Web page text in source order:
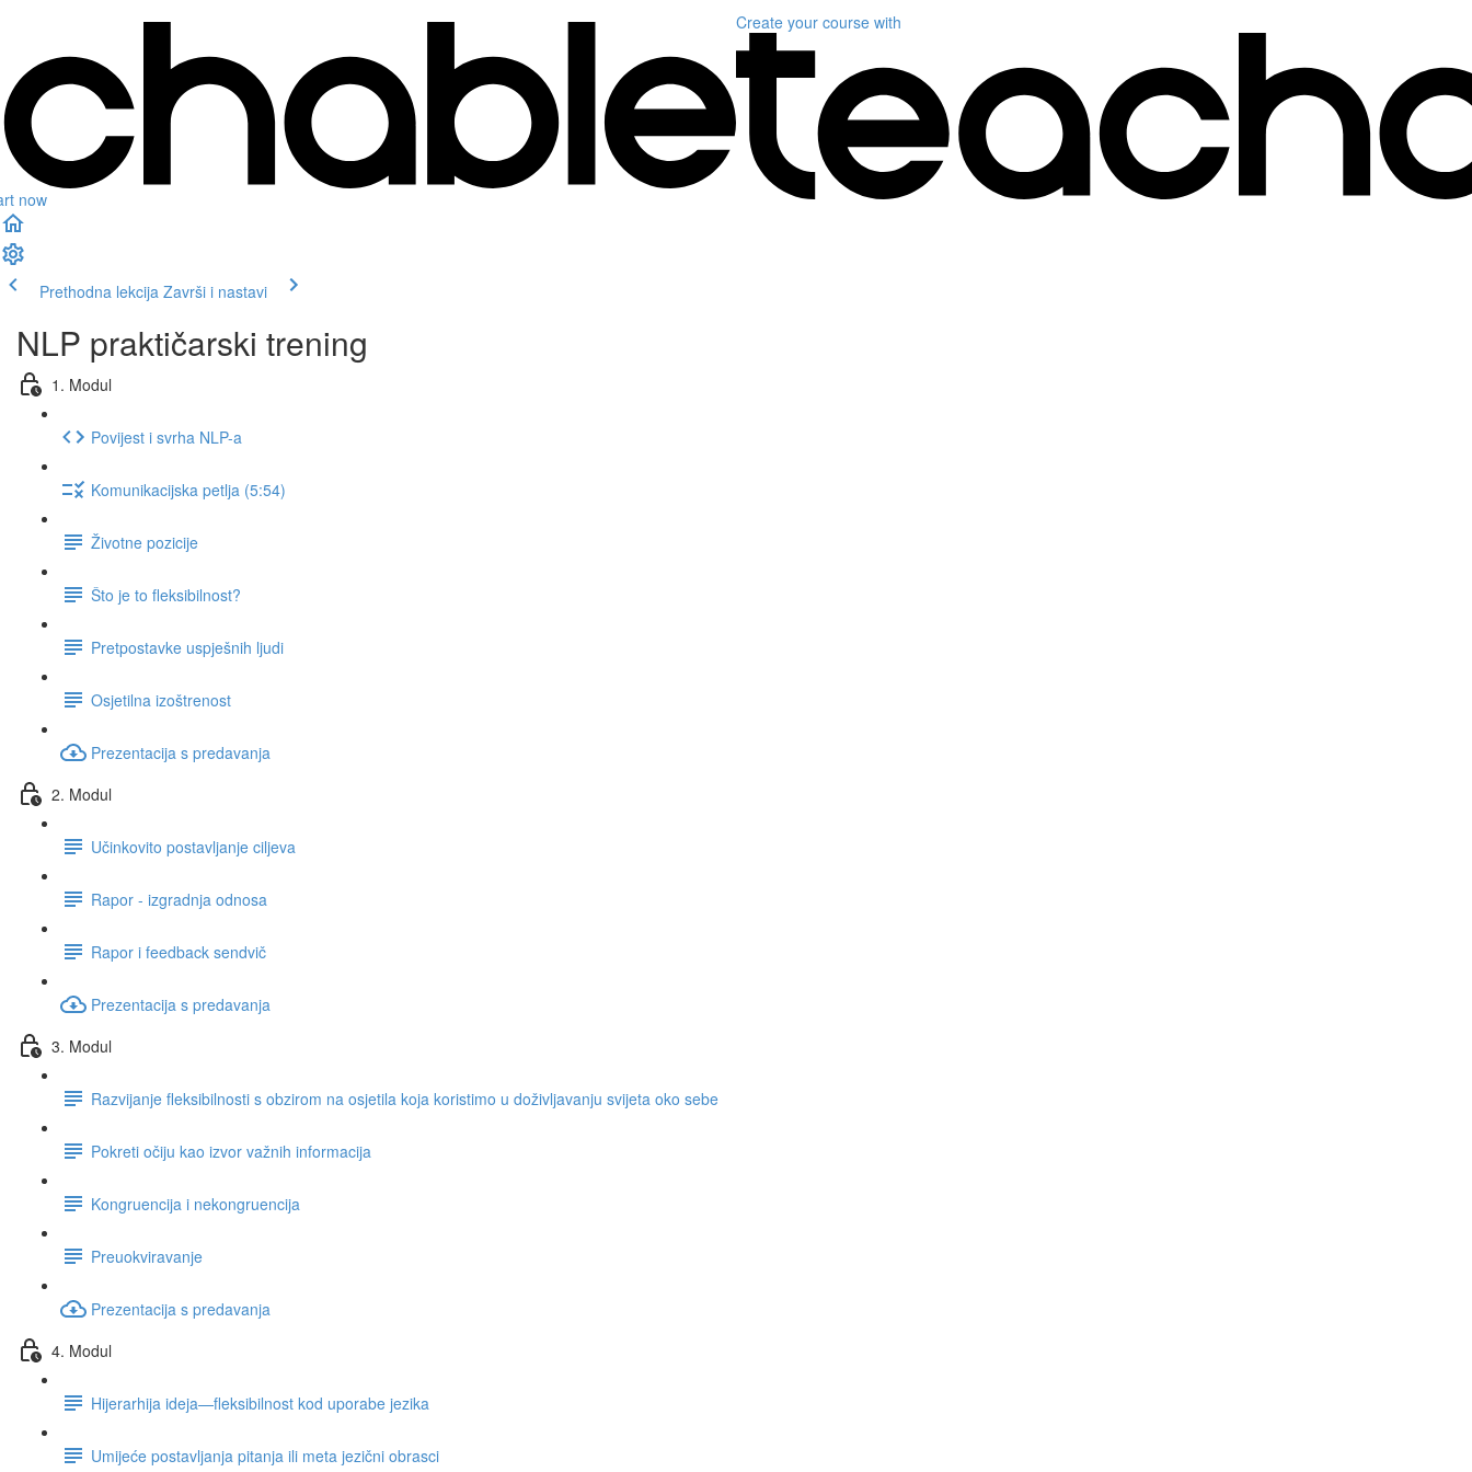
now
Create your course with
Prethodna lekcija Završi i nastavi
NLP praktičarski trening
1. Modul
Povijest i svrha NLP-a
Komunikacijska petlja (5:54)
Životne pozicije
Što je to fleksibilnost?
Pretpostavke uspješnih ljudi
Osjetilna izoštrenost
Prezentacija s predavanja
2. Modul
Učinkovito postavljanje ciljeva
Rapor - izgradnja odnosa
Rapor i feedback sendvič
Prezentacija s predavanja
3. Modul
Razvijanje fleksibilnosti s obzirom na osjetila koja koristimo u doživljavanju svijeta oko sebe
Pokreti očiju kao izvor važnih informacija
Kongruencija i nekongruencija
Preuokviravanje
Prezentacija s predavanja
4. Modul
Hijerarhija ideja—fleksibilnost kod uporabe jezika
Umijeće postavljanja pitanja ili meta jezični obrasci